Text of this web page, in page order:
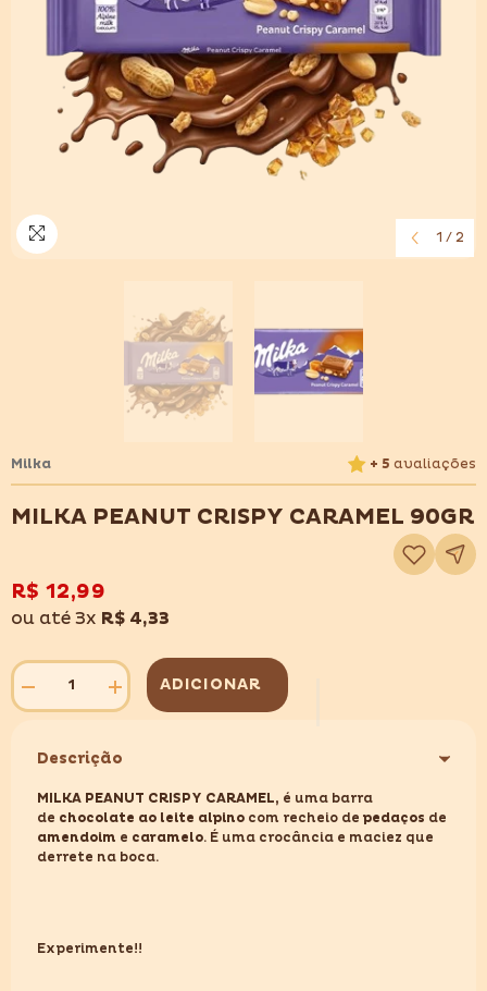
1 / 2
Milka + 5 avaliações
MILKA PEANUT CRISPY CARAMEL 90GR
Adicionar
à
lista
R$ 12,99
ou até 3x R$ 4,33
Diminuir
quantidade
PEANUT
CARAMEL
90GR
Aumentar
quantidade
PEANUT
CARAMEL
90GR
ADICIONAR
Descrição
MILKA PEANUT CRISPY CARAMEL, é uma barra
de chocolate ao leite alpino com recheio de pedaços de
amendoim e caramelo. É uma crocância e maciez que
derrete na boca.
Experimente!!